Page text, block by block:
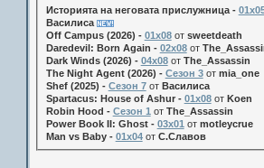
Историята на неговата прислужница -
Василиса
Off Campus (2026) - 01x08от sweetdeath
Daredevil: Born Again - 02x08от
Dark Winds (2026) - 04x08от The_Assassin
The Night Agent (2026) - Сезон 3от mia_one
Shef (2025) - Сезон 7от Василиса
Spartacus: House of Ashur - 01x08от Koen
Robin Hood - Сезон 1 от The_Assassin
Power Book II: Ghost - 03x01 от motleycrue
Man vs Baby - 01x04от С.Славов